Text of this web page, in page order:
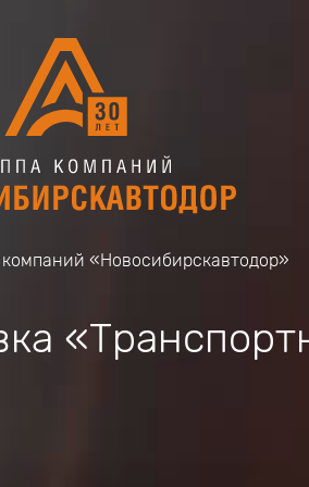
компаний «Новосибирскавтодор»